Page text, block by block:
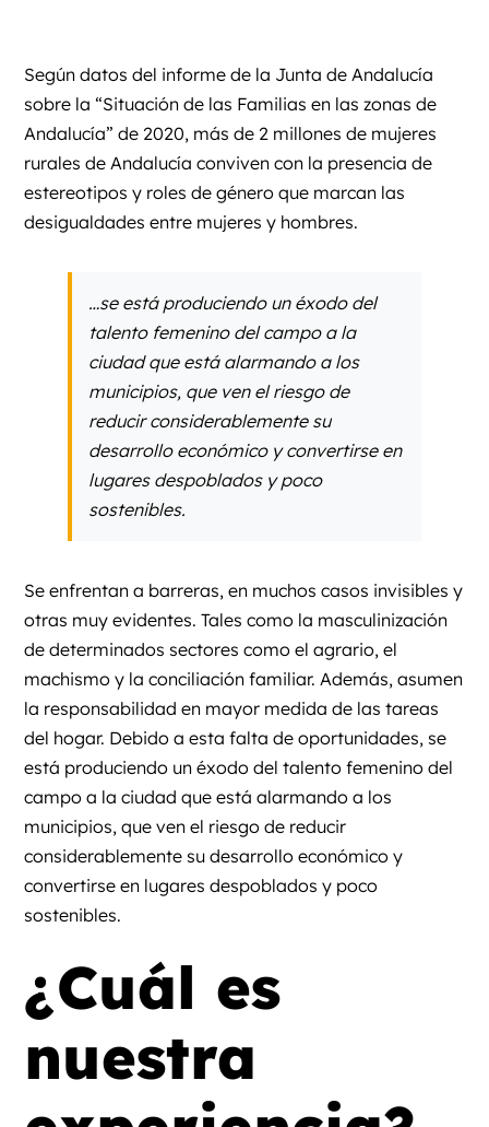
Según datos del informe de la Junta de Andalucía
sobre la “Situación de las Familias en las zonas de
Andalucía” de 2020, más de 2 millones de mujeres
rurales de Andalucía conviven con la presencia de
estereotipos y roles de género que marcan las
desigualdades entre mujeres y hombres.
…se está produciendo un éxodo del
talento femenino del campo a la
ciudad que está alarmando a los
municipios, que ven el riesgo de
reducir considerablemente su
desarrollo económico y convertirse en
lugares despoblados y poco
sostenibles.
Se enfrentan a barreras, en muchos casos invisibles y
otras muy evidentes. Tales como la masculinización
de determinados sectores como el agrario, el
machismo y la conciliación familiar. Además, asumen
la responsabilidad en mayor medida de las tareas
del hogar. Debido a esta falta de oportunidades, se
está produciendo un éxodo del talento femenino del
campo a la ciudad que está alarmando a los
municipios, que ven el riesgo de reducir
considerablemente su desarrollo económico y
convertirse en lugares despoblados y poco
sostenibles.
¿Cuál es
nuestra